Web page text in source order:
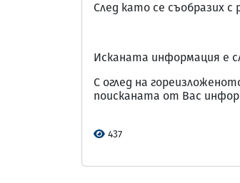
След като се съобразих
Исканата информация е
С оглед на
поисканата от Вас
437